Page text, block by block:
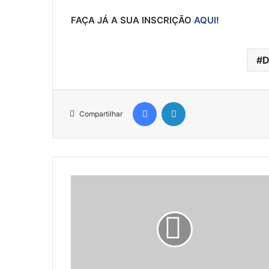
FAÇA JÁ A SUA INSCRIÇÃO AQUI!
Compartilhar